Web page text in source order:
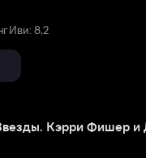
Иви: 8,2